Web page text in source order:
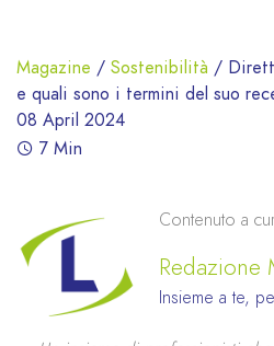
Magazine / Sostenibilità /
e quali sono i termini del suo
08 April 2024
7 Min
Contenuto a
Redazione
Insieme a te,